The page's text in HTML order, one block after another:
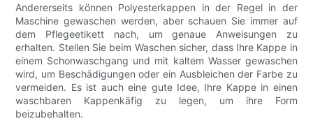
Andererseits können Polyesterkappen in der Regel in der
Maschine gewaschen werden, aber schauen Sie immer auf
dem Pflegeetikett nach, um genaue Anweisungen zu
erhalten. Stellen Sie beim Waschen sicher, dass Ihre Kappe in
einem Schonwaschgang und mit kaltem Wasser gewaschen
wird, um Beschädigungen oder ein Ausbleichen der Farbe zu
vermeiden. Es ist auch eine gute Idee, Ihre Kappe in einen
waschbaren Kappenkäfig zu legen, um ihre Form
beizubehalten.